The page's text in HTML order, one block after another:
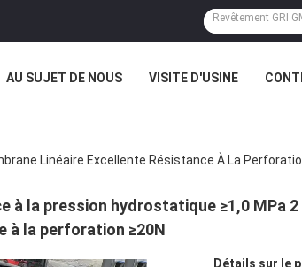
AU SUJET DE NOUS VISITE D'USINE
Linéaire Excellente Résistance À La
à la pression hydrostatique ≥1,0 MPa
à la perforation ≥20N
Détails sur le